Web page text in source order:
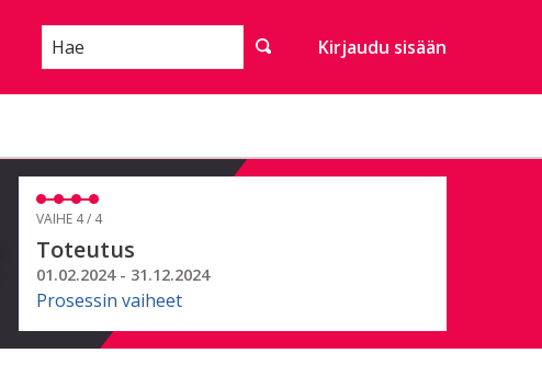
Hae Kirjaudu sisään
VAIHE 4 / 4
Toteutus
01.02.2024 - 31.12.2024
Prosessin vaiheet